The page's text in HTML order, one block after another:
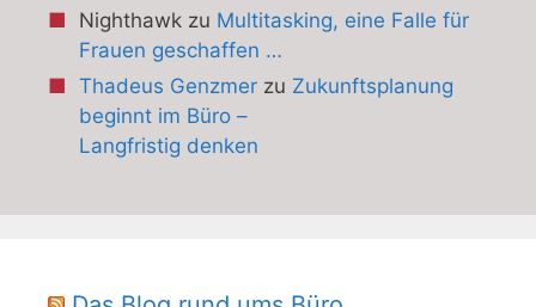
Nighthawkzu Multitasking, eine Falle für
Frauen geschaffen …
Thadeus Genzmerzu Zukunftsplanung
beginnt im Büro –
Langfristig denken